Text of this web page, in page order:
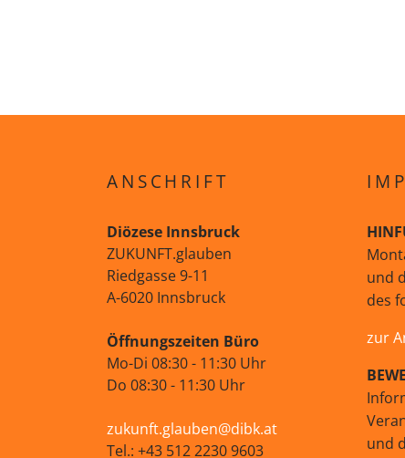
ANSCHRIFT
Diözese Innsbruck
ZUKUNFT.glauben
Riedgasse 9-11
A-6020 Innsbruck
Öffnungszeiten Büro
Mo-Di 08:30 - 11:30 Uhr
Do 08:30 - 11:30 Uhr
zukunft.glauben@dibk.at
Tel.: +43 512 2230 9603
und
des
zur
und